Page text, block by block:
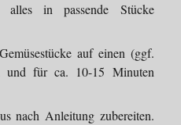
alles in passende Stücke
auf einen (ggf.
und für ca. 10-15 Minuten
nach Anleitung zubereiten.